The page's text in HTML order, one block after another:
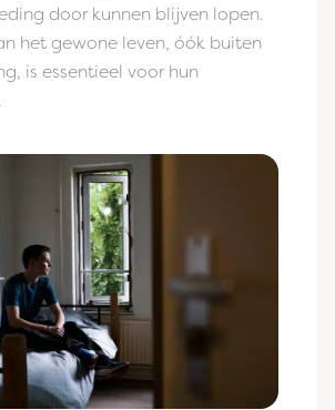
door kunnen blijven lopen.
het gewone leven, óók buiten
is essentieel voor hun